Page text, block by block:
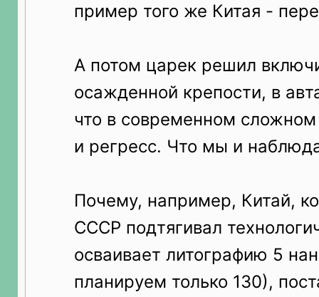
пример того же Китая -
А потом царек решил
осажденной крепости, в
что в современном
и регресс. Что мы и
Почему, например, Китай,
СССР подтягивал
осваивает литографию 5
планируем только 130),